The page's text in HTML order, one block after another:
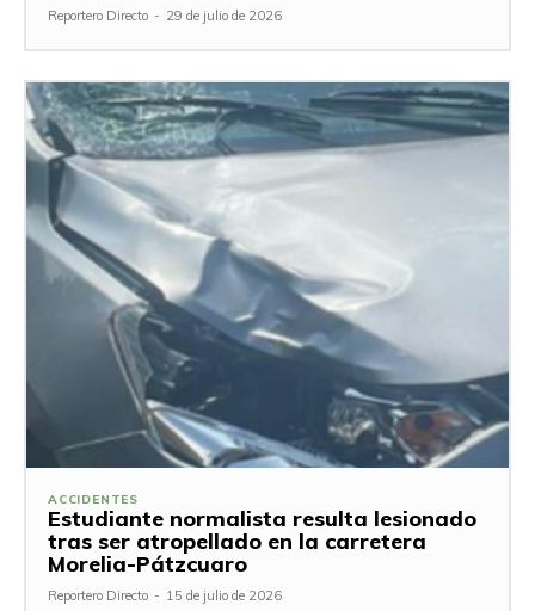
Reportero Directo - 29 de julio de 2026
ACCIDENTES
Estudiante normalista resulta lesionado
tras ser atropellado en la carretera
Morelia-Pátzcuaro
Reportero Directo - 15 de julio de 2026